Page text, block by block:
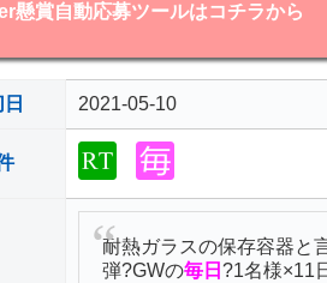
懸賞自動応募ツールはコチラから
2021-05-10
耐熱ガラスの保存容器と
弾?GWの毎日?1名様×11